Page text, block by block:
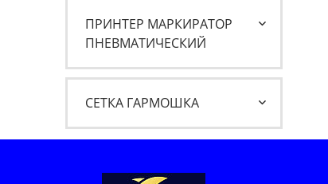
ПРИНТЕР МАРКИРАТОР
ПНЕВМАТИЧЕСКИЙ
СЕТКА ГАРМОШКА